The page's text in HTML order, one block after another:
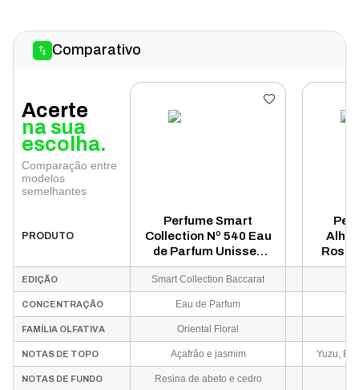
Comparativo
Acerte
na sua
escolha.
Comparação entre
modelos
semelhantes
PRODUTO
Perfume Smart
Collection Nº 540 Eau
de Parfum Unissex
25ml
Rose
EDIÇÃO Smart Collection Baccarat
CONCENTRAÇÃO Eau de Parfum
FAMÍLIA OLFATIVA Oriental Floral
NOTAS DE TOPO Açafrão e jasmim Yuzu,
NOTAS DE FUNDO Resina de abeto e cedro